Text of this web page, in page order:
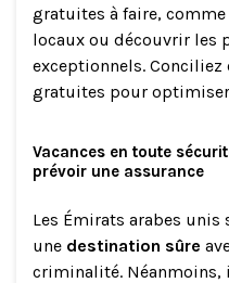
gratuites à faire,
locaux ou découvrir les
exceptionnels. Conciliez
gratuites pour
Vacances en toute
prévoir une assurance
Les Émirats arabes
une destination sûre
criminalité. Néanmoins,